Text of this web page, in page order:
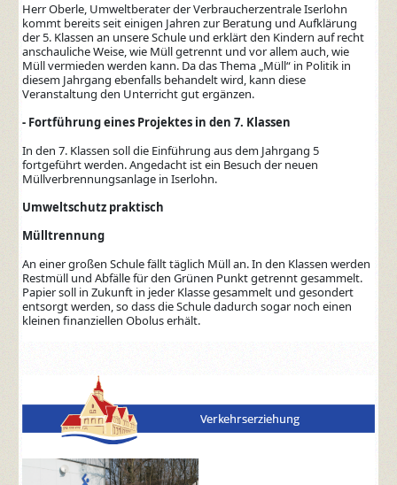
Herr Oberle, Umweltberater der Verbraucherzentrale Iserlohn
kommt bereits seit einigen Jahren zur Beratung und Aufklärung
der 5. Klassen an unsere Schule und erklärt den Kindern auf recht
anschauliche Weise, wie Müll getrennt und vor allem auch, wie
Müll vermieden werden kann. Da das Thema „Müll“ in Politik in
diesem Jahrgang ebenfalls behandelt wird, kann diese
Veranstaltung den Unterricht gut ergänzen.
- Fortführung eines Projektes in den 7. Klassen
In den 7. Klassen soll die Einführung aus dem Jahrgang 5
fortgeführt werden. Angedacht ist ein Besuch der neuen
Müllverbrennungsanlage in Iserlohn.
Umweltschutz praktisch
Mülltrennung
An einer großen Schule fällt täglich Müll an. In den Klassen werden
Restmüll und Abfälle für den Grünen Punkt getrennt gesammelt.
Papier soll in Zukunft in jeder Klasse gesammelt und gesondert
entsorgt werden, so dass die Schule dadurch sogar noch einen
kleinen finanziellen Obolus erhält.